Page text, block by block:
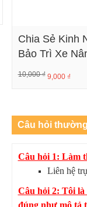
Chia Sẻ Kinh
Bảo Trì Xe
10,000₫ 9,000 ₫
Câu hỏi
Câu hỏi 1: Làm
Liên hệ
Câu hỏi 2: Tôi